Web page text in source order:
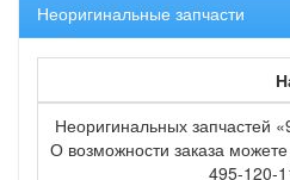
Неоригинальные запчасти
Неоригинальных запчастей
О возможности заказа
495-120-